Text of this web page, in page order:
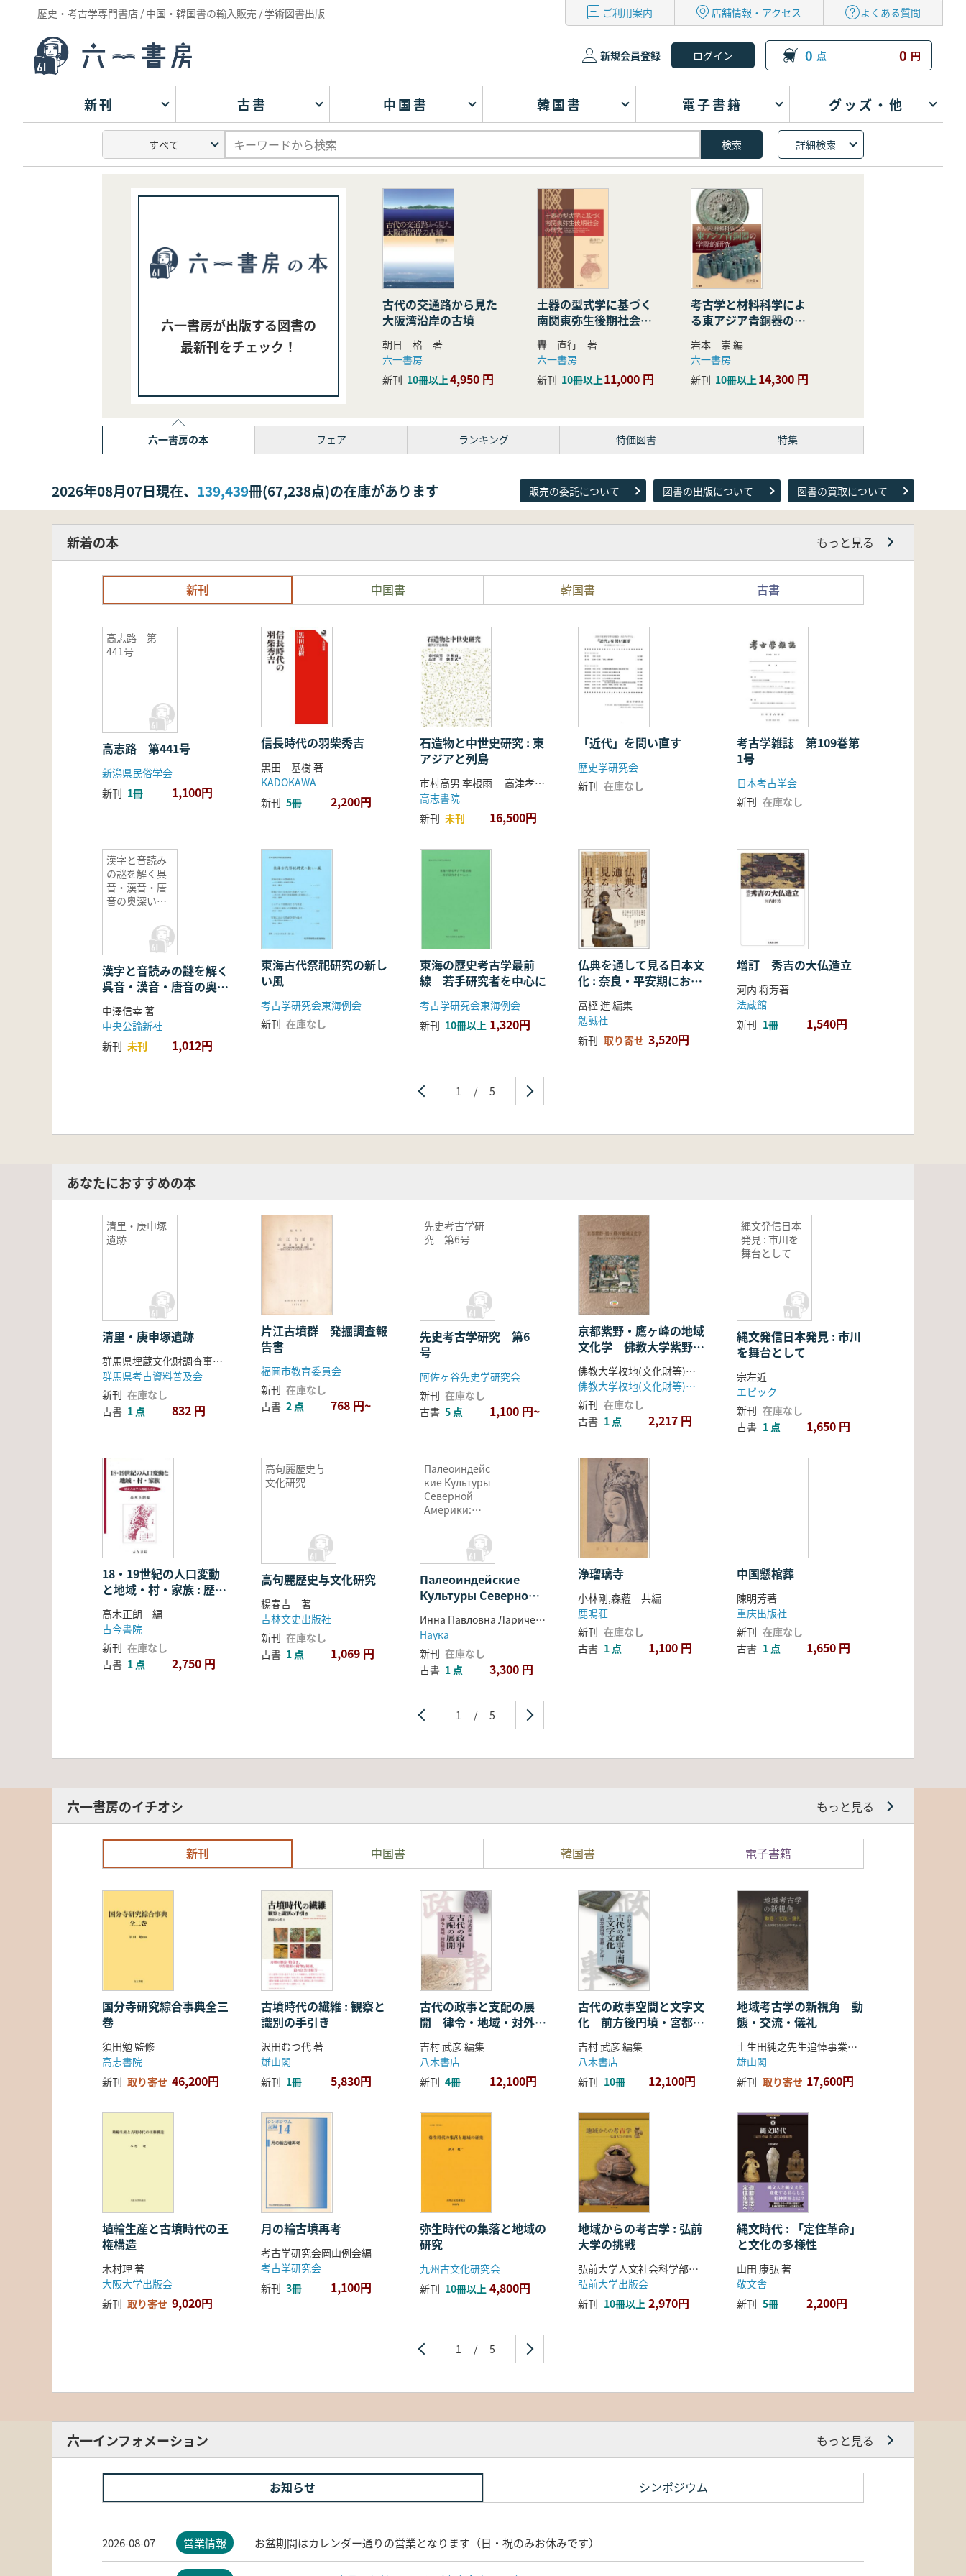
歴史・考古学専門書店 / 中国・韓国書の輸入販売 / 学術図書出版 ご利用案内 店舗情報・アクセス よくある質問
新規会員登録 0 点 0 円
新刊 古書 中国書 韓国書 電子書籍 グッズ・他
詳細検索
六一書房が出版する図書の
最新刊をチェック！
古代の交通路から見た
大阪湾沿岸の古墳
朝日 格 著
六一書房
新刊 10冊以上4,950 円
土器の型式学に基づく
南関東弥生後期社会の
研究
轟 直行 著
六一書房
新刊 10冊以上11,000 円
考古学と材料科学によ
る東アジア青銅器の学
際的研究
岩本 崇 編
六一書房
新刊 10冊以上14,300 円
六一書房の本 フェア ランキング 特価図書 特集
2026年08月07日現在、 139,439冊(67,238点)の在庫があります 販売の委託について 図書の出版について 図書の買取について
新着の本 もっと見る
新刊 中国書 韓国書 古書
高志路 第
441号
高志路 第441号
新潟県民俗学会
新刊 1冊 1,100円
信長時代の羽柴秀吉
黒田 基樹 著
KADOKAWA
新刊 5冊 2,200円
石造物と中世史研究 : 東
アジアと列島
市村高男 李根雨 高津孝 劉恒武 編
高志書院
新刊 未刊 16,500円
「近代」を問い直す
歴史学研究会
新刊 在庫なし
考古学雑誌 第109巻第
1号
日本考古学会
新刊 在庫なし
漢字と音読み
の謎を解く呉
音・漢音・唐
音の奥深い世
漢字と音読みの謎を解く
呉音・漢音・唐音の奥深
い世界
中澤信幸 著
中央公論新社
新刊 未刊 1,012円
東海古代祭祀研究の新し
い風
考古学研究会東海例会
新刊 在庫なし
東海の歴史考古学最前
線 若手研究者を中心に
考古学研究会東海例会
新刊 10冊以上 1,320円
仏典を通して見る日本文
化 : 奈良・平安期におけ
る仏教の受容・融合・展
開
冨樫 進 編集
勉誠社
新刊 取り寄せ 3,520円
増訂 秀吉の大仏造立
河内 将芳著
法蔵館
新刊 1冊 1,540円
1 / 5
あなたにおすすめの本
清里・庚申塚
遺跡
清里・庚申塚遺跡
群馬県埋蔵文化財調査事業団
群馬県考古資料普及会
新刊 在庫なし
古書 1 点 832 円
片江古墳群 発掘調査報
告書
福岡市教育委員会
新刊 在庫なし
古書 2 点 768 円~
先史考古学研
究 第6号
先史考古学研究 第6
号
阿佐ヶ谷先史学研究会
新刊 在庫なし
古書 5 点 1,100 円~
京都紫野・鷹ヶ峰の地域
文化学 佛教大学紫野校
地学術調査報告書2004佛教大学校地(文化財等)調査委員会 編
佛教大学校地(文化財等)調査委員会編
新刊 在庫なし
古書 1 点 2,217 円
縄文発信日本
発見 : 市川を
舞台として
縄文発信日本発見 : 市川
を舞台として
宗左近
エピック
新刊 在庫なし
古書 1 点 1,650 円
18・19世紀の人口変動
と地域・村・家族 : 歴史
人口学の課題と方法
高木正朗 編
古今書院
新刊 在庫なし
古書 1 点 2,750 円
高句麗歴史与
文化研究
高句麗歴史与文化研究
楊春吉 著
吉林文史出版社
新刊 在庫なし
古書 1 点 1,069 円
Палеоиндейс
кие Культуры
Северной
Америки:
взаимоотно
древних
культур
Старого и
Нового
Света(北アメ
リカの古先住
民文化:古代の
旧世界文化と
新世界文化の
Палеоиндейские
Культуры Северной
взаимоотношений
древних культур
Старого и Нового
Света(北アメリカの古
界文化と新世界文化の関
係の問題)
Инна Павловна Ларичева
Наука
新刊 在庫なし
古書 1 点 3,300 円
浄瑠璃寺
小林剛,森蘊 共編
鹿鳴荘
新刊 在庫なし
古書 1 点 1,100 円
中国懸棺葬
陳明芳著
重庆出版社
新刊 在庫なし
古書 1 点 1,650 円
1 / 5
六一書房のイチオシ もっと見る
新刊 中国書 韓国書 電子書籍
国分寺研究綜合事典全三
巻
須田勉 監修
高志書院
新刊 取り寄せ 46,200円
古墳時代の繊維 : 観察と
識別の手引き
沢田むつ代 著
雄山閣
新刊 1冊 5,830円
古代の政事と支配の展
開 律令・地域・対外関
係
吉村 武彦 編集
八木書店
新刊 4冊 12,100円
古代の政事空間と文字文
化 前方後円墳・宮都・
ことば
吉村 武彦 編集
八木書店
新刊 10冊 12,100円
地域考古学の新視角 動
態・交流・儀礼
土生田純之先生追悼事業会 編
雄山閣
新刊 取り寄せ 17,600円
埴輪生産と古墳時代の王
権構造
木村理 著
大阪大学出版会
新刊 取り寄せ 9,020円
月の輪古墳再考
考古学研究会岡山例会編
考古学研究会
新刊 3冊 1,100円
弥生時代の集落と地域の
研究
九州古文化研究会
新刊 10冊以上 4,800円
地域からの考古学 : 弘前
大学の挑戦
弘前大学人文社会科学部北日本考古学研究センター 編
弘前大学出版会
新刊 10冊以上 2,970円
縄文時代 : 「定住革命」
と文化の多様性
山田 康弘 著
敬文舎
新刊 5冊 2,200円
1 / 5
六一インフォメーション もっと見る
お知らせ シンポジウム
2026-08-07 営業情報 お盆期間はカレンダー通りの営業となります（日・祝のみお休みです）